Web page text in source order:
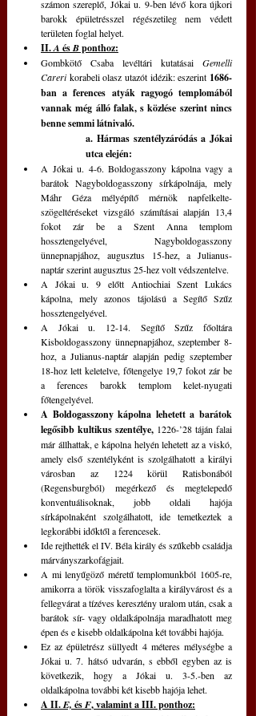
számon szereplő, Jókai u. 9-ben lévő kora újkori
barokk épületrésszel régészetileg nem védett
területen foglal helyet.
II. A és B ponthoz:
Gombkötő Csaba levéltári kutatásai Gemelli
Careri korabeli olasz utazót idézik: eszerint 1686-
ban a ferences atyák ragyogó templomából
vannak még álló falak, s közlése szerint nincs
benne semmi látnivaló.
a. Hármas szentélyzáródás a Jókai
utca elején:
A Jókai u. 4-6. Boldogasszony kápolna vagy a
barátok Nagyboldogasszony sírkápolnája, mely
Máhr Géza mélyépítő mérnök napfelkelte-
szögeltéréseket vizsgáló számításai alapján 13,4
fokot zár be a Szent Anna templom
hossztengelyével, Nagyboldogasszony
ünnepnapjához, augusztus 15-hez, a Julianus-
naptár szerint augusztus 25-hez volt védszentelve.
A Jókai u. 9 előtt Antiochiai Szent Lukács
kápolna, mely azonos tájolású a Segítő Szűz
hossztengelyével.
A Jókai u. 12-14. Segítő Szűz főoltára
Kisboldogasszony ünnepnapjához, szeptember 8-
hoz, a Julianus-naptár alapján pedig szeptember
18-hoz lett keletelve, főtengelye 19,7 fokot zár be
a ferences barokk templom kelet-nyugati
főtengelyével.
A Boldogasszony kápolna lehetett a barátok
legősibb kultikus szentélye, 1226-’28 táján falai
már állhattak, e kápolna helyén lehetett az a viskó,
amely első szentélyként is szolgálhatott a királyi
városban az 1224 körül Ratisbonából
(Regensburgból) megérkező és megtelepedő
konventuálisoknak, jobb oldali hajója
sírkápolnaként szolgálhatott, ide temetkeztek a
legkorábbi időktől a ferencesek.
Ide rejthették el IV. Béla király és szűkebb családja
márványszarkofágjait.
A mi lenyűgöző méretű templomunkból 1605-re,
amikorra a török visszafoglalta a királyvárost és a
fellegvárat a tízéves keresztény uralom után, csak a
barátok sír- vagy oldalkápolnája maradhatott meg
épen és e kisebb oldalkápolna két további hajója.
Ez az épületrész süllyedt 4 méteres mélységbe a
Jókai u. 7. hátsó udvarán, s ebből egyben az is
következik, hogy a Jókai u. 3-5.-ben az
oldalkápolna további két kisebb hajója lehet.
A II. E, és F, valamint a III. ponthoz: